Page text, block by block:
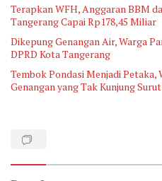
Terapkan WFH, Anggaran BBM
Tangerang Capai Rp178,45 Miliar
Dikepung Genangan Air, Warga
DPRD Kota Tangerang
Tembok Pondasi Menjadi Petaka,
Genangan yang Tak Kunjung Surut